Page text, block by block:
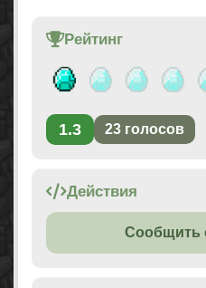
Рейтинг
1.3 23 голосов
Действия
Сообщить